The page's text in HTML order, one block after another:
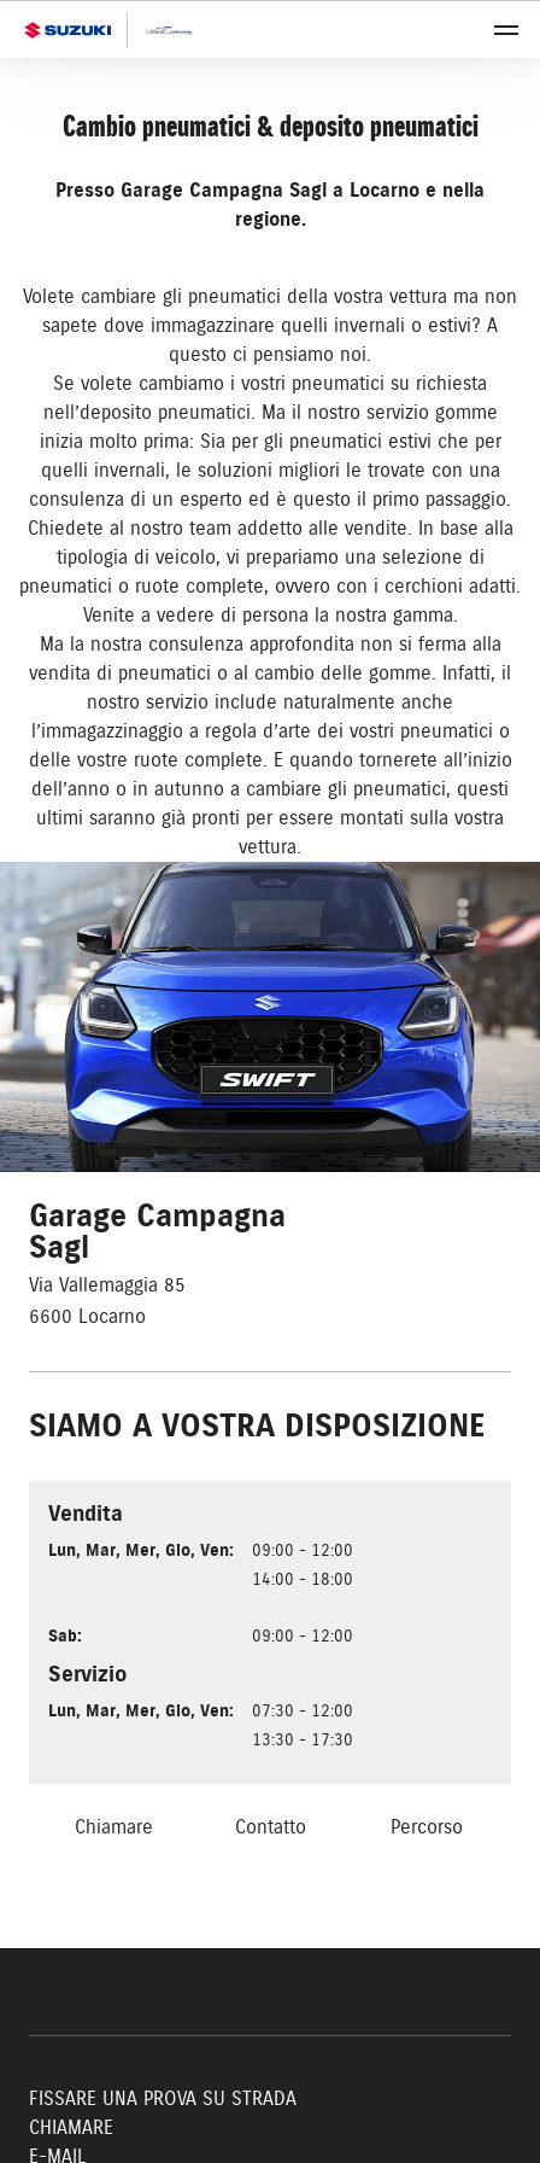
Cambio pneumatici & deposito pneumatici
Presso Garage Campagna Sagl a Locarno e nella
regione.
Volete cambiare gli pneumatici della vostra vettura ma non
sapete dove immagazzinare quelli invernali o estivi? A
questo ci pensiamo noi.
Se volete cambiamo i vostri pneumatici su richiesta
nell’deposito pneumatici. Ma il nostro servizio gomme
inizia molto prima: Sia per gli pneumatici estivi che per
quelli invernali, le soluzioni migliori le trovate con una
consulenza di un esperto ed è questo il primo passaggio.
Chiedete al nostro team addetto alle vendite. In base alla
tipologia di veicolo, vi prepariamo una selezione di
pneumatici o ruote complete, ovvero con i cerchioni adatti.
Venite a vedere di persona la nostra gamma.
Ma la nostra consulenza approfondita non si ferma alla
vendita di pneumatici o al cambio delle gomme. Infatti, il
nostro servizio include naturalmente anche
l’immagazzinaggio a regola d’arte dei vostri pneumatici o
delle vostre ruote complete. E quando tornerete all’inizio
dell’anno o in autunno a cambiare gli pneumatici, questi
ultimi saranno già pronti per essere montati sulla vostra
vettura.
Garage Campagna
Sagl
Via Vallemaggia 85
6600 Locarno
SIAMO A VOSTRA DISPOSIZIONE
Vendita
Lun, Mar, Mer, Gio, Ven:
09:00 - 12:00
14:00 - 18:00
Sab: 09:00 - 12:00
Servizio
Lun, Mar, Mer, Gio, Ven:
07:30 - 12:00
13:30 - 17:30
Chiamare Contatto Percorso
FISSARE UNA PROVA SU STRADA
CHIAMARE
E-MAIL